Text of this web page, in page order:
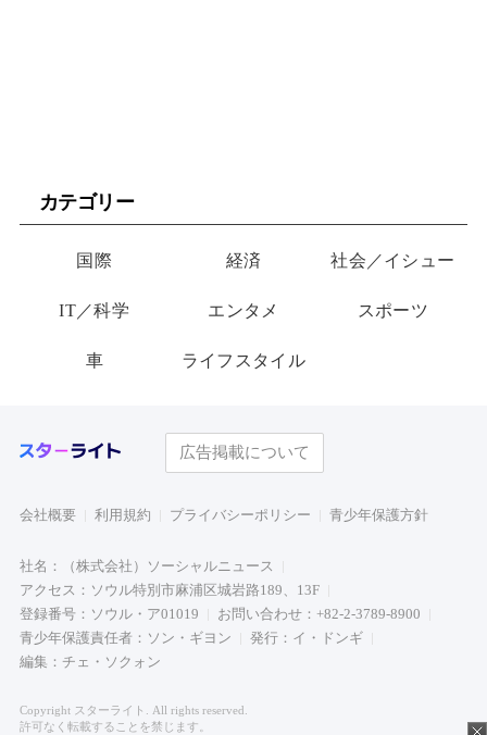
カテゴリー
国際 経済 社会／イシュー
IT／科学 エンタメ スポーツ
車 ライフスタイル
広告掲載について
会社概要 利用規約 プライバシーポリシー 青少年保護方針
社名：（株式会社）ソーシャルニュース
アクセス：ソウル特別市麻浦区城岩路189、13F
登録番号：ソウル・ア01019
お問い合わせ：+82-2-3789-8900
青少年保護責任者：ソン・ギヨン
発行：イ・ドンギ
編集：チェ・ソクォン
Copyright スターライト. All rights reserved.
許可なく転載することを禁じます。